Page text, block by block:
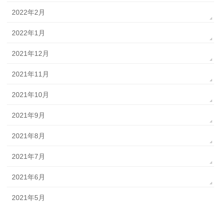
2022年2月
2022年1月
2021年12月
2021年11月
2021年10月
2021年9月
2021年8月
2021年7月
2021年6月
2021年5月